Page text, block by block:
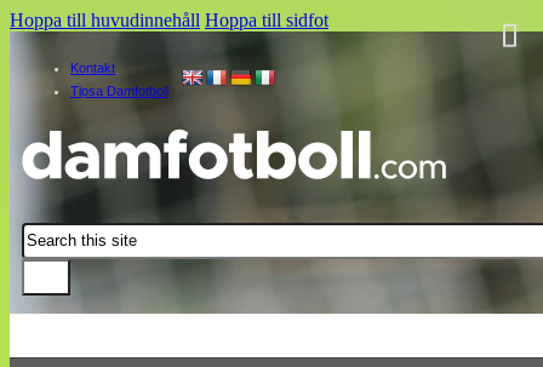
Hoppa till huvudinnehåll Hoppa till sidfot
Kontakt
Tipsa Damfotboll
Sök